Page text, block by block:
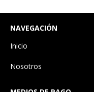
NAVEGACIÓN
Inicio
Nosotros